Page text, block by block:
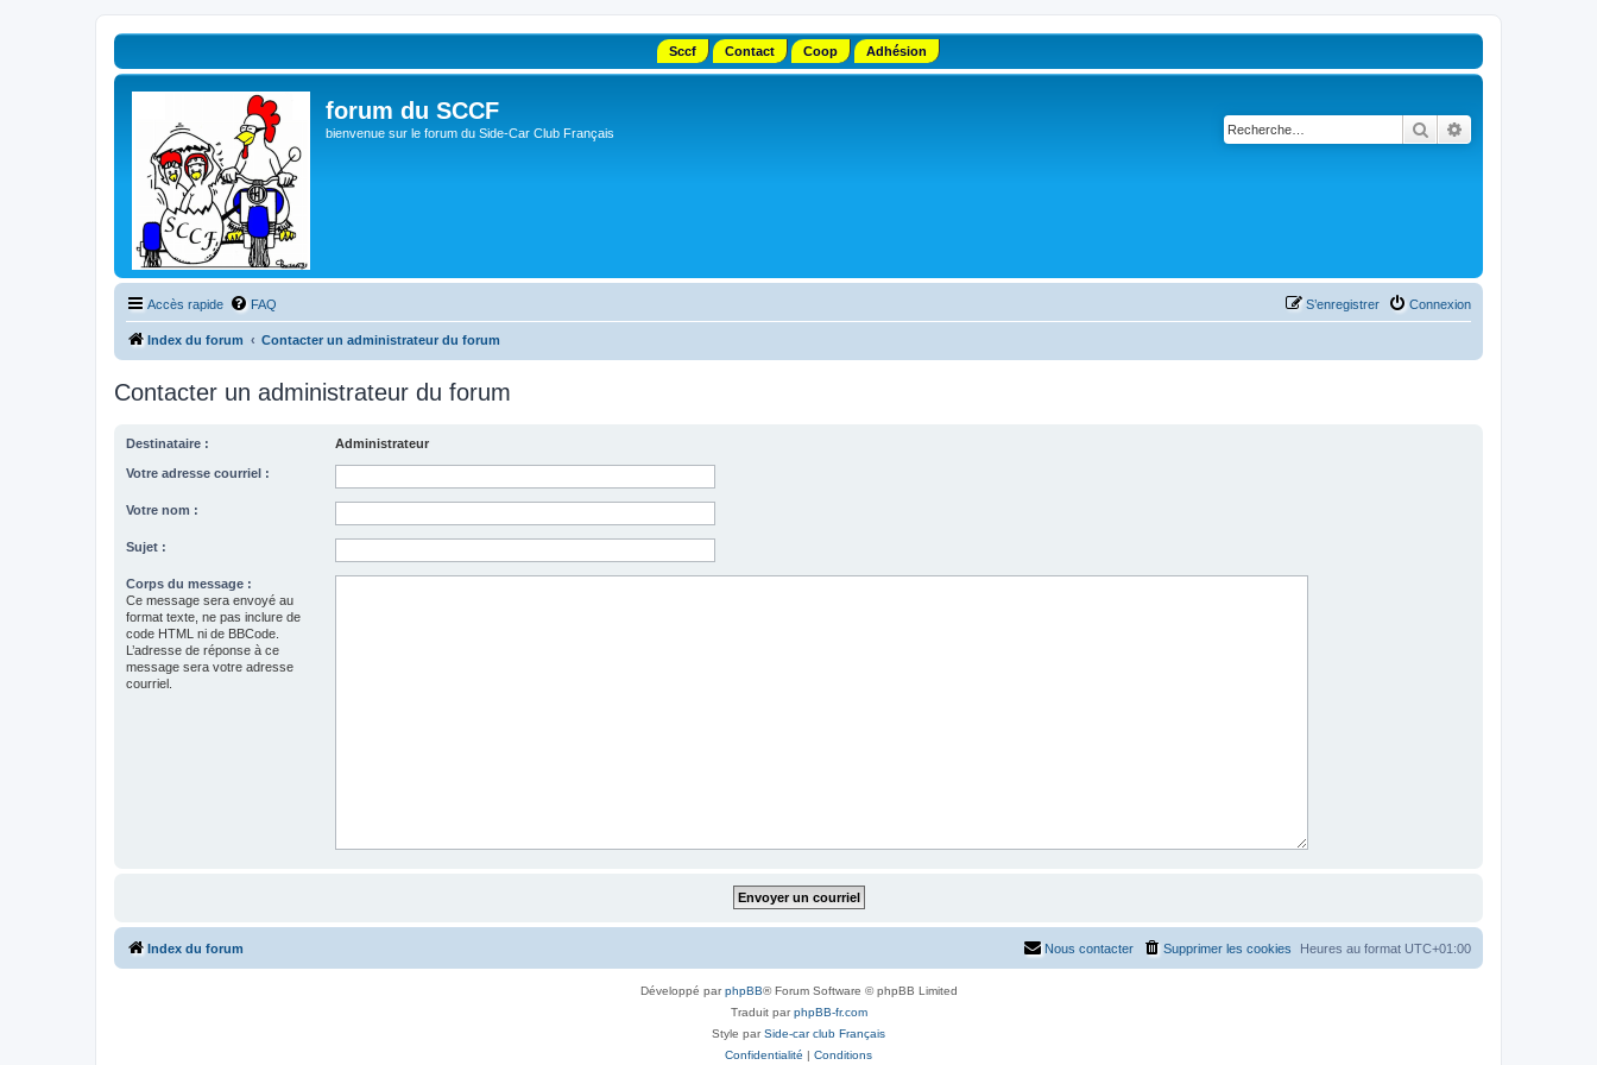
Sccf Contact Coop Adhésion
forum du SCCF
bienvenue sur le forum du Side-Car Club Français Rechercher
Accès rapide FAQ Connexion
S’enregistrer
Index du forum Contacter un administrateur du forum
Contacter un administrateur du forum
Destinataire : Administrateur
Votre adresse courriel :
Votre nom :
Sujet :
Corps du message :
Ce message sera envoyé au
format texte, ne pas inclure de
code HTML ni de BBCode.
L’adresse de réponse à ce
message sera votre adresse
courriel.
Index du forum Heures au format UTC+01:00
Supprimer les cookies
Nous contacter
Développé parphpBB® Forum Software © phpBB Limited
Traduit parphpBB-fr.com
Style parSide-car club Français
Confidentialité | Conditions